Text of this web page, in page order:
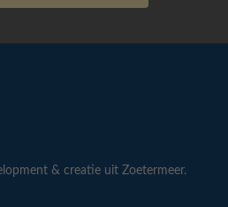
& creatie uit Zoetermeer.